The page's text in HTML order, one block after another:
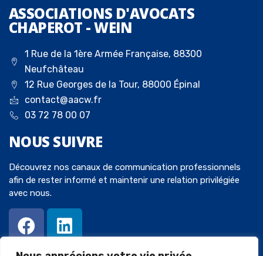
ASSOCIATIONS D'AVOCATS
CHAPEROT - WEIN
1 Rue de la 1ère Armée Française, 88300
Neufchâteau
12 Rue Georges de la Tour, 88000 Épinal
contact@aacw.fr
03 72 78 00 07
NOUS SUIVRE
Découvrez nos canaux de communication professionnels
afin de rester informé et maintenir une relation privilégiée
avec nous.